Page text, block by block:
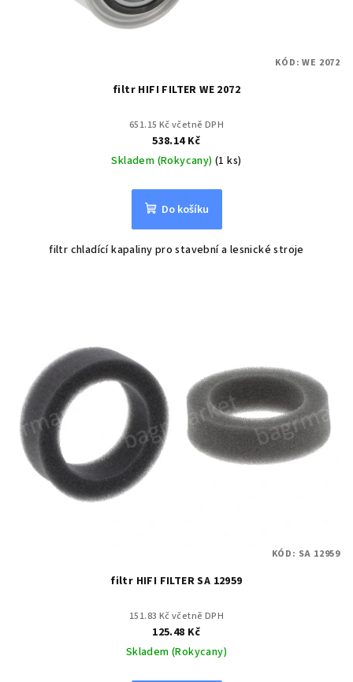
filtr HIFI FILTER WE 2072
651.15 Kč včetně DPH
538.14 Kč
Skladem (Rokycany)(1 ks)
Do košíku
filtr chladící kapaliny pro stavební a lesnické stroje
KÓD:WE 2072
filtr HIFI FILTER SA 12959
151.83 Kč včetně DPH
125.48 Kč
Skladem (Rokycany)
KÓD: SA 12959